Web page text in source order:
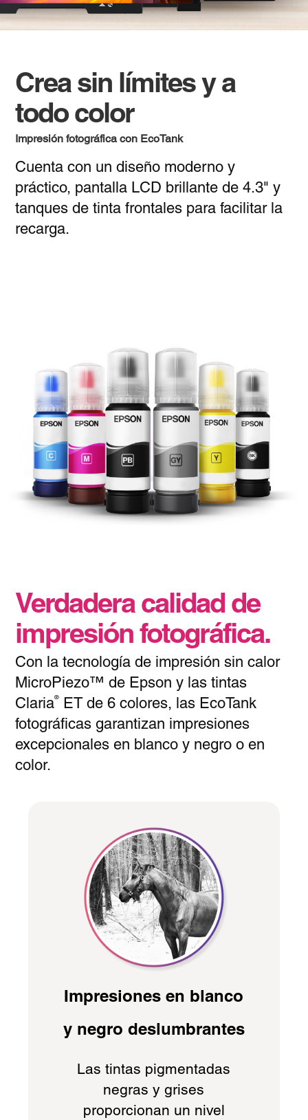
Crea sin límites y a
todo color
Impresión fotográfica con EcoTank
Cuenta con un diseño moderno y
práctico, pantalla LCD brillante de 4.3" y
tanques de tinta frontales para facilitar la
recarga.
Verdadera calidad de
impresión fotográfica.
Con la tecnología de impresión sin calor
MicroPiezo™ de Epson y las tintas
Claria®ET de 6 colores, las EcoTank
fotográficas garantizan impresiones
excepcionales en blanco y negro o en
color.
Impresiones en blanco
y negro deslumbrantes
Las tintas pigmentadas
negras y grises
proporcionan un nivel